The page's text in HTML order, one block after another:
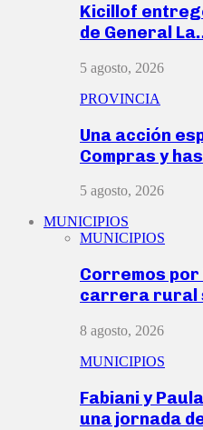
Kicillof
de General
5 agosto, 2026
PROVINCIA
Una acción
Compras y
5 agosto, 2026
MUNICIPIOS
MUNICIPIOS
Corremos
carrera rural
8 agosto, 2026
MUNICIPIOS
Fabiani y
una jornada